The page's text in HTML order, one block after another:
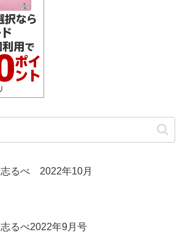
志るべ 2022年10月
志るべ2022年9月号